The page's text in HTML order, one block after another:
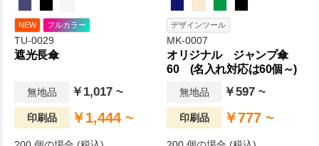
NEW フルカラー
TU-0029
遮光長傘
無地品 ￥1,017 ~
印刷品 ￥1,444 ~
デザインツール
MK-0007
オリジナル ジャンプ傘
60 (名入れ対応は60個～)
無地品 ￥597 ~
印刷品 ￥777 ~